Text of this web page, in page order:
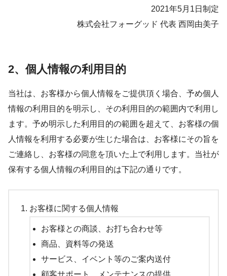
2021年5月1日制定
株式会社フォーグッド 代表 西岡由美子
2、個人情報の利用目的
当社は、お客様から個人情報をご提供頂く場合、予め個人
情報の利用目的を明示し、その利用目的の範囲内で利用し
ます。予め明示した利用目的の範囲を超えて、お客様の個
人情報を利用する必要が生じた場合は、お客様にその旨を
ご連絡し、お客様の同意を頂いた上で利用します。当社が
保有する個人情報の利用目的は下記の通りです。
お客様に関する個人情報
お客様との商談、お打ち合わせ等
商品、資料等の発送
サービス、イベント等のご案内送付
顧客サポート、メンテナンスの提供